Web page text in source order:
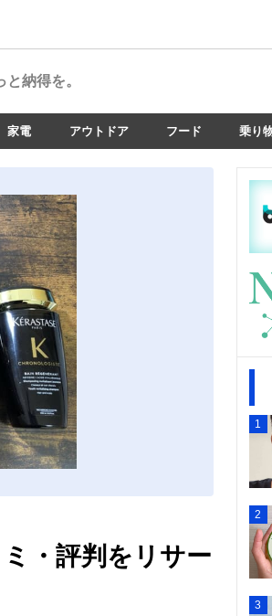
納得を。
家電 アウトドア フード 乗り
・評判をリサー
1
2
3